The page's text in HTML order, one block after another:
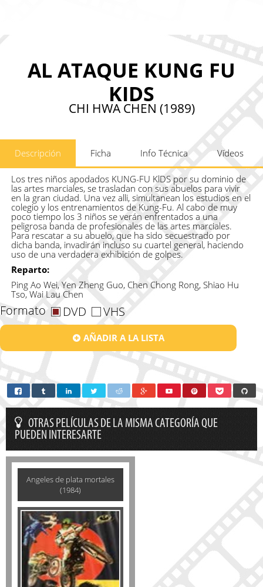
AL ATAQUE KUNG FU
KIDS
CHI HWA CHEN (1989)
Descripción Ficha Info Técnica Vídeos
Los tres niños apodados KUNG-FU KlDS por su dominio de
las artes marciales, se trasladan con sus abuelos para vivir
en la gran ciudad. Una vez alli, simultanean los estudios en el
colegio y los entrenamientos de Kung-Fu. Al cabo de muy
poco tiempo los 3 niños se verán enfrentados a una
peligrosa banda de profesionales de las artes marciales.
Para rescatar a su abuelo, que ha sido secuestrado por
dicha banda, invadirán incluso su cuartel general, haciendo
uso de una verdadera exhibición de golpes.
Reparto:
Ping Ao Wei, Yen Zheng Guo, Chen Chong Rong, Shiao Hu
Tso, Wai Lau Chen
Formato DVD VHS
AÑADIR A LA LISTA
OTRAS PELÍCULAS DE LA MISMA CATEGORÍA QUE
PUEDEN INTERESARTE
Angeles de plata mortales
(1984)